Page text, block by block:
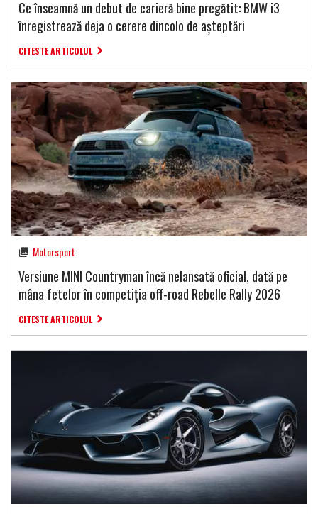
Ce înseamnă un debut de carieră bine pregătit: BMW i3
înregistrează deja o cerere dincolo de așteptări
CITESTE ARTICOLUL
Motorsport
Versiune MINI Countryman încă nelansată oficial, dată pe
mâna fetelor în competiția off-road Rebelle Rally 2026
CITESTE ARTICOLUL